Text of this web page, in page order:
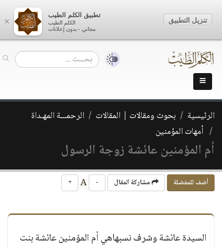
الرئيسية بحوث ومقالات | المقالات
الرحمـــة المهـداة
أمهات المؤمنين
أم المؤمنين عائشة زوجة الرسول
أضف للمفضلة مشاركة المقال -
+
السيدة عائشة وشرف نسبهاهي أم المؤمنين عائشة بنت
×
تطبيق الكلم الطيب
الكلم الطيب
مجاني - بدون إعلانات
تنزيل التطبيق